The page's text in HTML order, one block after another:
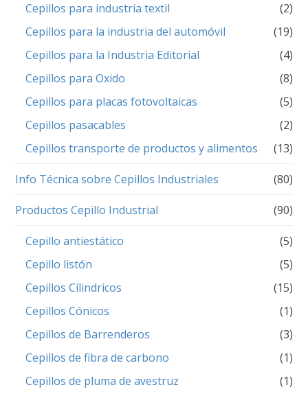
Cepillos para industria textil
(2)
Cepillos para la industria del automóvil
(19)
Cepillos para la Industria Editorial
(4)
Cepillos para Oxido
(8)
Cepillos para placas fotovoltaicas
(5)
Cepillos pasacables
(2)
Cepillos transporte de productos y alimentos
(13)
Info Técnica sobre Cepillos Industriales (80)
Productos Cepillo Industrial (90)
Cepillo antiestático
(5)
Cepillo listón
(5)
Cepillos Cílindricos
(15)
Cepillos Cónicos
(1)
Cepillos de Barrenderos
(3)
Cepillos de fibra de carbono
(1)
Cepillos de pluma de avestruz
(1)